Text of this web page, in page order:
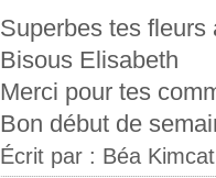
Superbes tes fleurs
Bisous Elisabeth
Merci pour tes
Bon début de
Écrit par : Béa Kimcat